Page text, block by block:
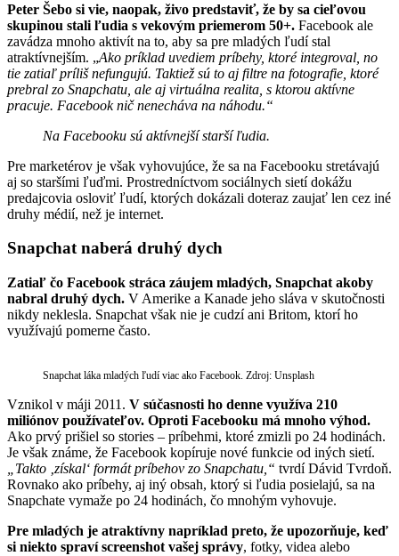
Peter Šebo si vie, naopak, živo predstaviť, že by sa cieľovou
skupinou stali ľudia s vekovým priemerom 50+. Facebook ale
zavádza mnoho aktivít na to, aby sa pre mladých ľudí stal
atraktívnejším. „Ako príklad uvediem príbehy, ktoré integroval, no
tie zatiaľ príliš nefungujú. Taktiež sú to aj filtre na fotografie, ktoré
prebral zo Snapchatu, ale aj virtuálna realita, s ktorou aktívne
pracuje. Facebook nič nenecháva na náhodu.“
Na Facebooku sú aktívnejší starší ľudia.
Pre marketérov je však vyhovujúce, že sa na Facebooku stretávajú
aj so staršími ľuďmi. Prostredníctvom sociálnych sietí dokážu
predajcovia osloviť ľudí, ktorých dokázali doteraz zaujať len cez iné
druhy médií, než je internet.
Snapchat naberá druhý dych
Zatiaľ čo Facebook stráca záujem mladých, Snapchat akoby
nabral druhý dych. V Amerike a Kanade jeho sláva v skutočnosti
nikdy neklesla. Snapchat však nie je cudzí ani Britom, ktorí ho
využívajú pomerne často.
Snapchat láka mladých ľudí viac ako Facebook. Zdroj: Unsplash
Vznikol v máji 2011. V súčasnosti ho denne využíva 210
miliónov používateľov. Oproti Facebooku má mnoho výhod.
Ako prvý prišiel so stories – príbehmi, ktoré zmizli po 24 hodinách.
Je však známe, že Facebook kopíruje nové funkcie od iných sietí.
Takto ‚získal‘ formát príbehov zo Snapchatu,“ tvrdí Dávid Tvrdoň.
Rovnako ako príbehy, aj iný obsah, ktorý si ľudia posielajú, sa na
Snapchate vymaže po 24 hodinách, čo mnohým vyhovuje.
Pre mladých je atraktívny napríklad preto, že upozorňuje, keď
si niekto spraví screenshot vašej správy, fotky, videa alebo